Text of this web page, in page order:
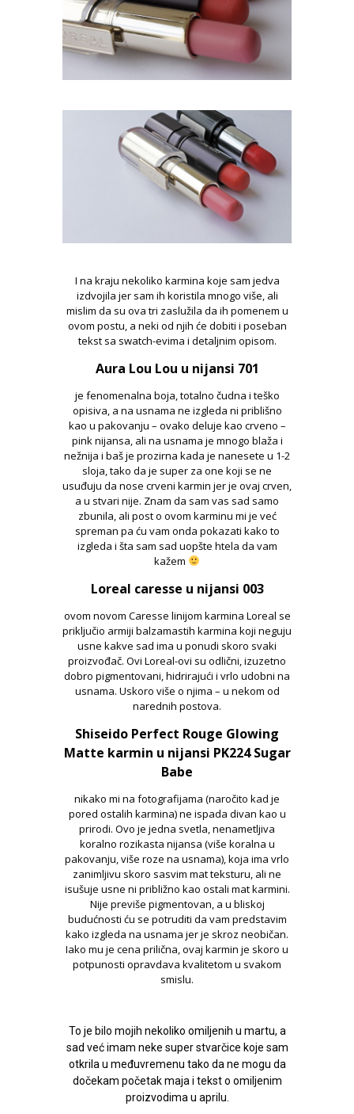
I na kraju nekoliko karmina koje sam jedva
izdvojila jer sam ih koristila mnogo više, ali
mislim da su ova tri zaslužila da ih pomenem u
ovom postu, a neki od njih će dobiti i poseban
tekst sa swatch-evima i detaljnim opisom.
Aura Lou Lou u nijansi 701
je fenomenalna boja, totalno čudna i teško
opisiva, a na usnama ne izgleda ni priblišno
kao u pakovanju – ovako deluje kao crveno –
pink nijansa, ali na usnama je mnogo blaža i
nežnija i baš je prozirna kada je nanesete u 1-2
sloja, tako da je super za one koji se ne
usuđuju da nose crveni karmin jer je ovaj crven,
a u stvari nije. Znam da sam vas sad samo
zbunila, ali post o ovom karminu mi je već
spreman pa ću vam onda pokazati kako to
izgleda i šta sam sad uopšte htela da vam
kažem
Loreal caresse u nijansi 003
ovom novom Caresse linijom karmina Loreal se
priključio armiji balzamastih karmina koji neguju
usne kakve sad ima u ponudi skoro svaki
proizvođač. Ovi Loreal-ovi su odlični, izuzetno
dobro pigmentovani, hidrirajući i vrlo udobni na
usnama. Uskoro više o njima – u nekom od
narednih postova.
Shiseido Perfect Rouge Glowing
Matte karmin u nijansi PK224 Sugar
Babe
nikako mi na fotografijama (naročito kad je
pored ostalih karmina) ne ispada divan kao u
prirodi. Ovo je jedna svetla, nenametljiva
koralno rozikasta nijansa (više koralna u
pakovanju, više roze na usnama), koja ima vrlo
zanimljivu skoro sasvim mat teksturu, ali ne
isušuje usne ni približno kao ostali mat karmini.
Nije previše pigmentovan, a u bliskoj
budućnosti ću se potruditi da vam predstavim
kako izgleda na usnama jer je skroz neobičan.
Iako mu je cena prilična, ovaj karmin je skoro u
potpunosti opravdava kvalitetom u svakom
smislu.
To je bilo mojih nekoliko omiljenih u martu, a
sad već imam neke super stvarčice koje sam
otkrila u međuvremenu tako da ne mogu da
dočekam početak maja i tekst o omiljenim
proizvodima u aprilu.